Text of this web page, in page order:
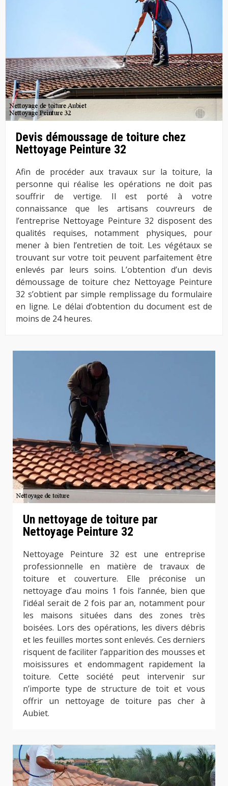
Devis démoussage de toiture chez
Nettoyage Peinture 32
Afin de procéder aux travaux sur la toiture, la
personne qui réalise les opérations ne doit pas
souffrir de vertige. Il est porté à votre
connaissance que les artisans couvreurs de
l’entreprise Nettoyage Peinture 32 disposent des
qualités requises, notamment physiques, pour
mener à bien l’entretien de toit. Les végétaux se
trouvant sur votre toit peuvent parfaitement être
enlevés par leurs soins. L’obtention d’un devis
démoussage de toiture chez Nettoyage Peinture
32 s’obtient par simple remplissage du formulaire
en ligne. Le délai d’obtention du document est de
moins de 24 heures.
Un nettoyage de toiture par
Nettoyage Peinture 32
Nettoyage Peinture 32 est une entreprise
professionnelle en matière de travaux de
toiture et couverture. Elle préconise un
nettoyage d’au moins 1 fois l’année, bien que
l’idéal serait de 2 fois par an, notamment pour
les maisons situées dans des zones très
boisées. Lors des opérations, les divers débris
et les feuilles mortes sont enlevés. Ces derniers
risquent de faciliter l’apparition des mousses et
moisissures et endommagent rapidement la
toiture. Cette société peut intervenir sur
n’importe type de structure de toit et vous
offrir un nettoyage de toiture pas cher à
Aubiet.